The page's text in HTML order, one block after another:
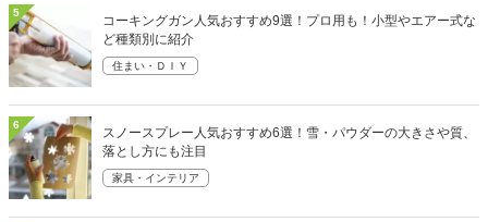
5
コーキングガン人気おすすめ9選！プロ用も！小型やエアー式な
ど種類別に紹介
住まい・ＤＩＹ
6
スノースプレー人気おすすめ6選！雪・パウダーの大きさや質、
落とし方にも注目
家具・インテリア